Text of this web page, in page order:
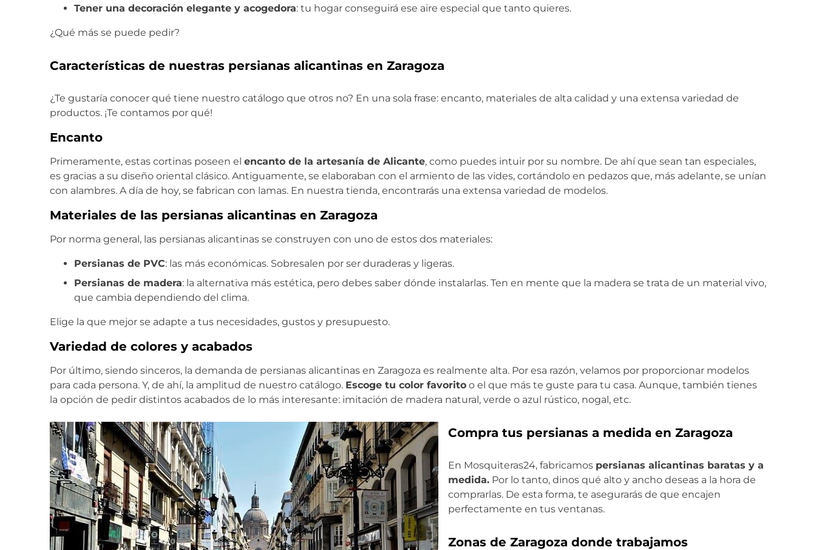
Tener una decoración elegante y acogedora: tu hogar conseguirá ese aire especial que tanto quieres.
¿Qué más se puede pedir?
Características de nuestras persianas alicantinas en Zaragoza
¿Te gustaría conocer qué tiene nuestro catálogo que otros no? En una sola frase: encanto, materiales de alta calidad y una extensa variedad de
productos. ¡Te contamos por qué!
Encanto
Primeramente, estas cortinas poseen el encanto de la artesanía de Alicante, como puedes intuir por su nombre. De ahí que sean tan especiales,
es gracias a su diseño oriental clásico. Antiguamente, se elaboraban con el armiento de las vides, cortándolo en pedazos que, más adelante, se unían
con alambres. A día de hoy, se fabrican con lamas. En nuestra tienda, encontrarás una extensa variedad de modelos.
Materiales de las persianas alicantinas en Zaragoza
Por norma general, las persianas alicantinas se construyen con uno de estos dos materiales:
Persianas de PVC: las más económicas. Sobresalen por ser duraderas y ligeras.
Persianas de madera: la alternativa más estética, pero debes saber dónde instalarlas. Ten en mente que la madera se trata de un material vivo,
que cambia dependiendo del clima.
Elige la que mejor se adapte a tus necesidades, gustos y presupuesto.
Variedad de colores y acabados
Por último, siendo sinceros, la demanda de persianas alicantinas en Zaragoza es realmente alta. Por esa razón, velamos por proporcionar modelos
para cada persona. Y, de ahí, la amplitud de nuestro catálogo. Escoge tu color favorito o el que más te guste para tu casa. Aunque, también tienes
la opción de pedir distintos acabados de lo más interesante: imitación de madera natural, verde o azul rústico, nogal, etc.
Compra tus persianas a medida en Zaragoza
En Mosquiteras24, fabricamos persianas alicantinas baratas y a
medida. Por lo tanto, dinos qué alto y ancho deseas a la hora de
comprarlas. De esta forma, te asegurarás de que encajen
perfectamente en tus ventanas.
Zonas de Zaragoza donde trabajamos